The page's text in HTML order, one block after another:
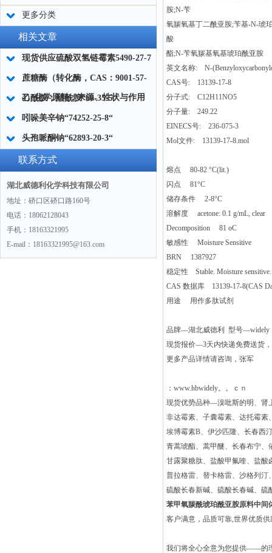
更多分类
相关文章
现货供应硫酸双氢链霉素5490-27-7
蔗糖酶（转化酶，CAS：9001-57-
4）化学原料：来源、性状与作用
乙酰胺；醋酰胺“60-35-5“
吲哚美辛钠“74252-25-8“
头孢哌酮钠“62893-20-3“
联系方式
湖北威德利化学科技有限公司
地址：硚口区硚口路160号
电话：18062128043
手机：18163321995
E-mail：18163321995@163.com
胺;N-苄
氧羰氧基丁二酰亚胺;苄基-N-琥
酸
酯;N-苄氧羰基氧基琥珀酰亚胺
英文名称: N-
CAS号: 13139-17-8
分子式: C12H11NO5
分子量: 249.22
EINECS号: 236-075-3
Mol文件: 13139-17-8.mol
熔点 80-82 °C(lit.)
闪点 81°C
储存条件 2-8°C
溶解度 acetone: 0.1 g/mL, clear
Decomposition 81 oC
敏感性 Moisture Sensitive
BRN 1387927
稳定性 Stable. Moisture sensitive.
CAS 数据库 13139-17-8(CAS
用途 用作多肽试剂
品牌—湖北威德利 型号—widely
现货报价—3天内快递免费送货
更多产品详情请咨询，张军
：www.hbwidely。。ｃｎ
现货优势品种—溴吡斯的明、肾
非达霉素、子囊霉素、达托霉素
埃博霉素B、伊沙匹隆、长春西
青蒿琥酯、蒿甲醚、长春布宁
甘露聚糖肽、盐酸甲氟喹、盐酸
普拉格雷、替卡格雷、沙格列汀
硫酸长春新碱、硫酸长春碱、硫
苯甲氧羰酰琥珀酰亚胺原料中间
客户满意，品质可靠,世界优质
我们将全心全意为您提供——的